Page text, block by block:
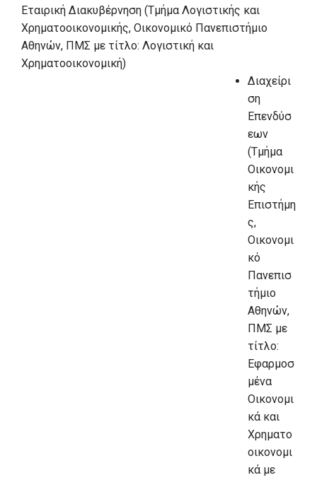
Εταιρική Διακυβέρνηση (Τμήμα Λογιστικής και
Χρηματοοικονομικής, Οικονομικό Πανεπιστήμιο
Αθηνών, ΠΜΣ με τίτλο: Λογιστική και
Χρηματοοικονομική)
Διαχείρι
ση
Επενδύσ
εων
(Τμήμα
Οικονομι
κής
Επιστήμη
ς,
Οικονομι
κό
Πανεπισ
τήμιο
Αθηνών,
ΠΜΣ με
τίτλο:
Εφαρμοσ
μένα
Οικονομι
κά και
Χρηματο
οικονομι
κά με